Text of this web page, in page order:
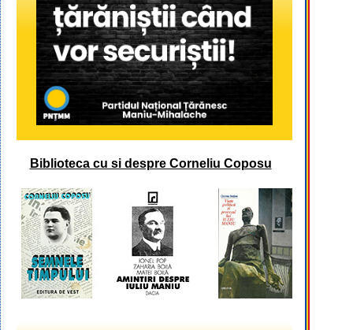
Biblioteca cu si despre Corneliu Coposu